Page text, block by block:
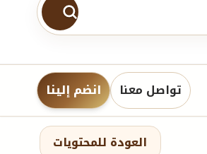
تواصل معنا انضم إلينا
العودة للمحتويات